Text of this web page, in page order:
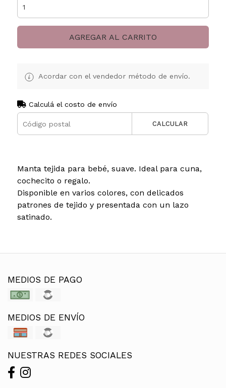
AGREGAR AL CARRITO
Acordar con el vendedor método de envío.
Calculá el costo de envío
CALCULAR
Manta tejida para bebé, suave. Ideal para cuna,
cochecito o regalo.
Disponible en varios colores, con delicados
patrones de tejido y presentada con un lazo
satinado.
MEDIOS DE PAGO
MEDIOS DE ENVÍO
NUESTRAS REDES SOCIALES